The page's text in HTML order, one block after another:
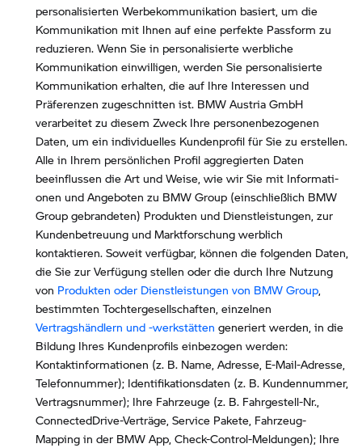
personalisierten Werbekommunikation basiert, um die
Kommunikation mit Ihnen auf eine perfekte Passform zu
reduzieren. Wenn Sie in personalisierte werbliche
Kommunikation einwilligen, werden Sie personalisierte
Kommunikation erhalten, die auf Ihre Interessen und
Präferenzen zugeschnitten ist. BMW Austria GmbH
verarbeitet zu diesem Zweck Ihre personenbezogenen
Daten, um ein individuelles Kundenprofil für Sie zu erstellen.
Alle in Ihrem persönlichen Profil aggregierten Daten
beeinflussen die Art und Weise, wie wir Sie mit Informati-
onen und Angeboten zu BMW Group (einschließlich BMW
Group gebrandeten) Produkten und Dienstleistungen, zur
Kundenbetreuung und Marktforschung werblich
kontaktieren. Soweit verfügbar, können die folgenden Daten,
die Sie zur Verfügung stellen oder die durch Ihre Nutzung
von Produkten oder Dienstleistungen von BMW Group,
bestimmten Tochtergesellschaften, einzelnen
Vertragshändlern und -werkstätten generiert werden, in die
Bildung Ihres Kundenprofils einbezogen werden:
Kontaktinformationen (z. B. Name, Adresse, E-Mail-Adresse,
Telefonnummer); Identifikationsdaten (z. B. Kundennummer,
Vertragsnummer); Ihre Fahrzeuge (z. B. Fahrgestell-Nr.,
ConnectedDrive-Verträge, Service Pakete, Fahrzeug-
Mapping in der BMW App, Check-Control-Meldungen); Ihre